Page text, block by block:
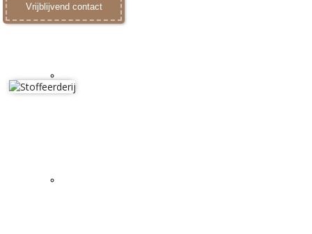
Vrijblijvend contact